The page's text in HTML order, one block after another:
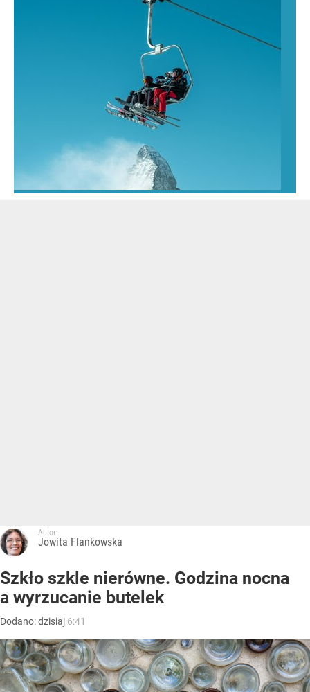
Autor:
Jowita Flankowska
Szkło szkle nierówne. Godzina nocna
a wyrzucanie butelek
Dodano:dzisiaj 6:41